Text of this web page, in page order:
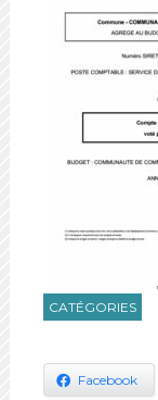
CATÉGORIES
Facebook